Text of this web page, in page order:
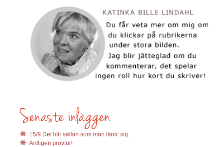
15/9 Det blir sällan som man tänkt sig.
Äntligen provtur!